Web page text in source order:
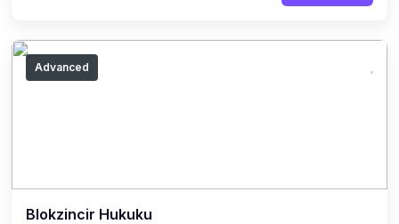
Advanced
Blokzincir Hukuku